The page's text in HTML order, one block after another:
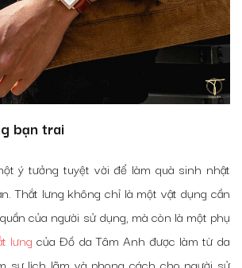
bạn trai
ý tưởng tuyệt vời để làm quà sinh nhật
Thắt lưng không chỉ là một vật dụng cần
của người sử dụng, mà còn là một phụ
lưng của Đồ da Tâm Anh được làm từ da